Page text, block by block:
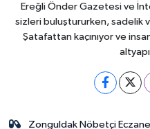
Ereğli Önder Gazetesi ve
sizleri buluştururken, sadelik
Şatafattan kaçınıyor ve
Zonguldak Nöbetçi